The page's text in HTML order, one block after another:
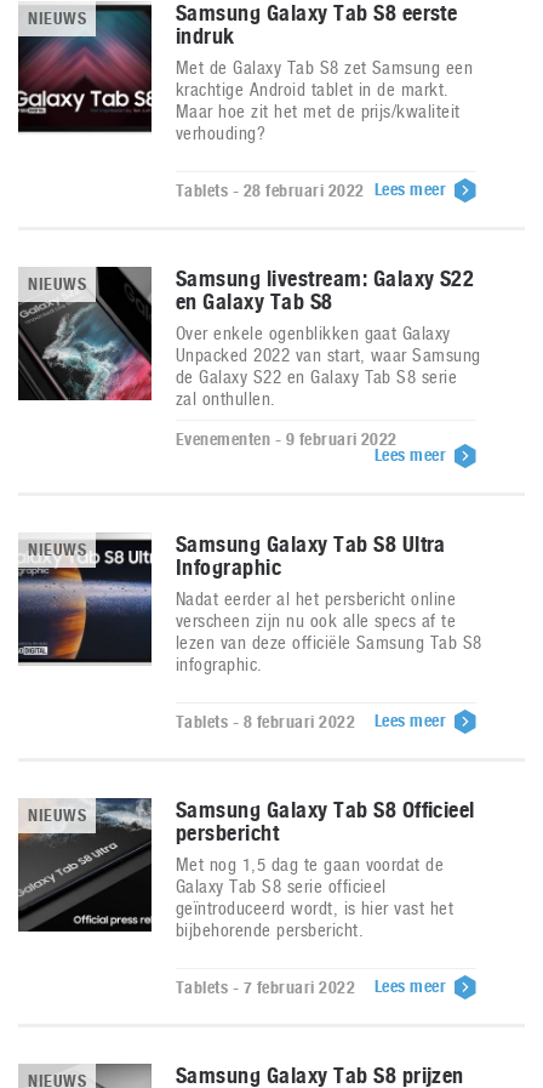
NIEUWS
Samsung Galaxy Tab S8 eerste
indruk
Met de Galaxy Tab S8 zet Samsung een
krachtige Android tablet in de markt.
Maar hoe zit het met de prijs/kwaliteit
verhouding?
Tablets - 28 februari 2022 Lees meer
NIEUWS
Samsung livestream: Galaxy S22
en Galaxy Tab S8
Over enkele ogenblikken gaat Galaxy
Unpacked 2022 van start, waar Samsung
de Galaxy S22 en Galaxy Tab S8 serie
zal onthullen.
Evenementen - 9 februari 2022
Lees meer
NIEUWS
Samsung Galaxy Tab S8 Ultra
Infographic
Nadat eerder al het persbericht online
verscheen zijn nu ook alle specs af te
lezen van deze officiële Samsung Tab S8
infographic.
Tablets - 8 februari 2022 Lees meer
NIEUWS
Samsung Galaxy Tab S8 Officieel
persbericht
Met nog 1,5 dag te gaan voordat de
Galaxy Tab S8 serie officieel
geïntroduceerd wordt, is hier vast het
bijbehorende persbericht.
Tablets - 7 februari 2022 Lees meer
NIEUWS
Samsung Galaxy Tab S8 prijzen